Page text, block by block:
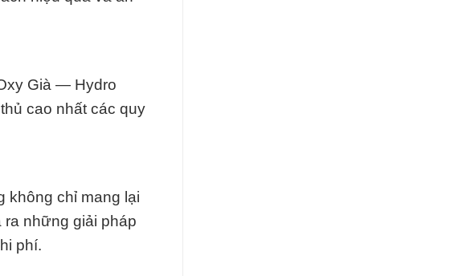
Già — Hydro
cao nhất các quy
không chỉ mang lại
ra những giải pháp
phí.